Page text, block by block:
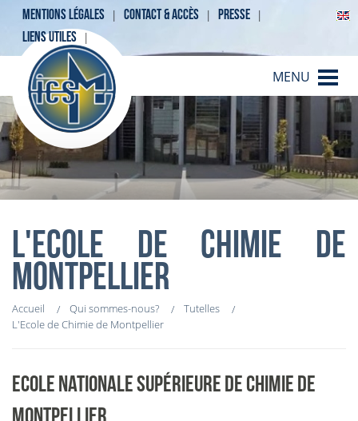
MENTIONS LÉGALES CONTACT & ACCÈS
PRESSE
LIENS UTILES
MENU
L'ECOLE DE CHIMIE DE
MONTPELLIER
Accueil Qui sommes-nous?
Tutelles
L'Ecole de Chimie de Montpellier
ECOLE NATIONALE SUPÉRIEURE DE CHIMIE DE